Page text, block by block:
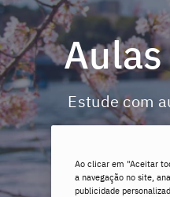
Estude com
Ao clicar em "Aceitar
a navegação no site,
publicidade